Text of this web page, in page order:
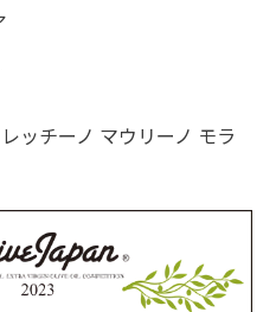
ッチーノ マウリーノ モラ